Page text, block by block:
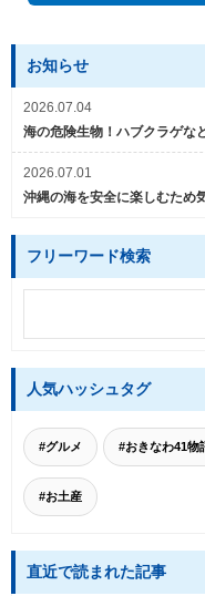
お知らせ
2026.07.04
海の危険生物！ハブクラゲな
2026.07.01
沖縄の海を安全に楽しむため
フリーワード検索
人気ハッシュタグ
#グルメ #おきなわ41物
#お土産
直近で読まれた記事